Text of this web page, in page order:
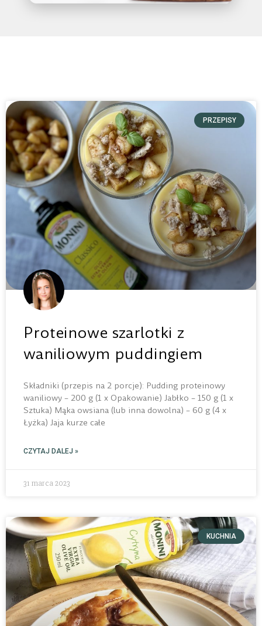
PRZEPISY
Proteinowe szarlotki z
waniliowym puddingiem
Składniki (przepis na 2 porcje): Pudding proteinowy
waniliowy – 200 g (1 x Opakowanie) Jabłko – 150 g (1 x
Sztuka) Mąka owsiana (lub inna dowolna) – 60 g (4 x
Łyżka) Jaja kurze całe
CZYTAJ DALEJ »
31 marca 2023
KUCHNIA